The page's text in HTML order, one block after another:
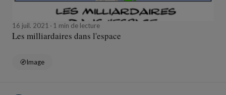
16 juil. 2021 1 min de lecture
Les milliardaires dans l'espace
Image